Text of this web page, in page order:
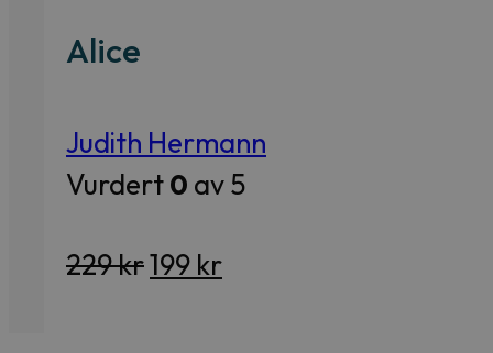
Alice
Judith Hermann
Vurdert0 av 5
229krOpprinnelig
199 krNåværende